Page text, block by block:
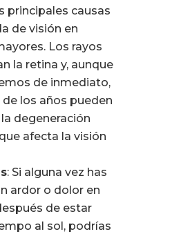
principales causas
de visión en
Los rayos
la retina y, aunque
de inmediato,
de los años pueden
degeneración
afecta la visión
: Si alguna vez has
ardor o dolor en
de estar
al sol, podrías